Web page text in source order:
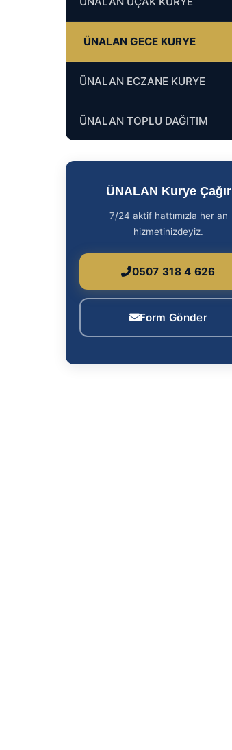
ÜNALAN GECE KURYE
ÜNALAN ECZANE KURYE
ÜNALAN TOPLU DAĞITIM
ÜNALAN Kurye Çağır
7/24 aktif hattımızla her an
hizmetinizdeyiz.
0507 318 4 626
Form Gönder